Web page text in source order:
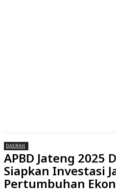
DAERAH
APBD Jateng
Siapkan Investasi
Pertumbuhan